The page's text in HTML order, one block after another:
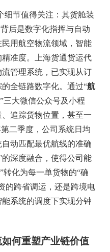
细节值得关注：其货舱装
后是数字化指挥与自动
用航空物流领域，智能
准度。上海货通货运代
管理系统，已实现从订
全链路数字化。通过“航
”三大微信公众号及小程
追踪货物位置，甚至一
二季度，公司系统日均
动匹配最优航线的准确
的深度融合，使得公司能
转化为每一单货物的“确
跨省调运，还是跨境电
系统的调度下实现分钟
何重塑产业链价值